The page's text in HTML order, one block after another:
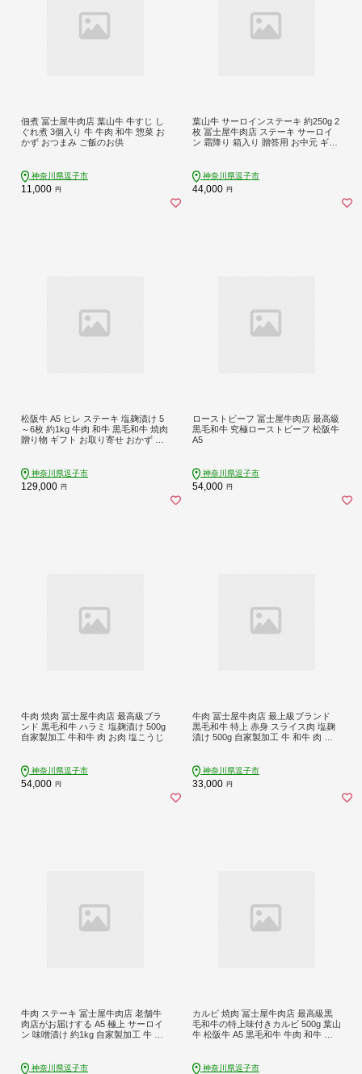
佃煮 冨士屋牛肉店 葉山牛 牛すじ し
ぐれ煮 3個入り 牛 牛肉 和牛 惣菜 お
かず おつまみ ご飯のお供
神奈川県逗子市
11,000 円
葉山牛 サーロインステーキ 約250g 2
枚 冨士屋牛肉店 ステーキ サーロイ
ン 霜降り 箱入り 贈答用 お中元 ギフ
神奈川県逗子市
44,000 円
松阪牛 A5 ヒレ ステーキ 塩麹漬け 5
～6枚 約1kg 牛肉 和牛 黒毛和牛 焼肉
贈り物 ギフト お取り寄せ おかず お
送可能時期より順次発送予定
神奈川県逗子市
129,000 円
ローストビーフ 冨士屋牛肉店 最高級
黒毛和牛 究極ローストビーフ 松阪牛
A5
神奈川県逗子市
54,000 円
牛肉 焼肉 冨士屋牛肉店 最高級ブラ
ンド 黒毛和牛 ハラミ 塩麹漬け 500g
自家製加工 牛和牛 肉 お肉 塩こうじ
神奈川県逗子市
54,000 円
牛肉 冨士屋牛肉店 最上級ブランド
黒毛和牛 特上 赤身 スライス肉 塩麹
漬け 500g 自家製加工 牛 和牛 肉 お
神奈川県逗子市
33,000 円
牛肉 ステーキ 冨士屋牛肉店 老舗牛
肉店がお届けする A5 極上 サーロイ
ン 味噌漬け 約1kg 自家製加工 牛 和
神奈川県逗子市
カルビ 焼肉 冨士屋牛肉店 最高級黒
毛和牛の特上味付きカルビ 500g 葉山
牛 松阪牛 A5 黒毛和牛 牛肉 和牛 焼
送予定
神奈川県逗子市